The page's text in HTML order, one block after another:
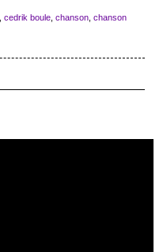
cedrik boule, chanson, chanson